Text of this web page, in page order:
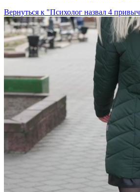
Вернуться к "Психолог назвал 4